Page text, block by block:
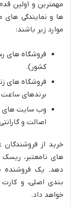
مهمترین و اولین
ها و نمایندگی های
موارد زیر باشند:
فروشگاه های
کشور).
فروشگاه های
برندهای ساعت
وب سایت های
اصالت و
خرید از
های نامعتبر،
دهد. یک فروشنده
بندی اصلی، و کارت
خواهد داد.